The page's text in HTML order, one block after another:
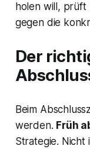
holen will, prüft
gegen die
Der
Beim
werden. Früh
Strategie.